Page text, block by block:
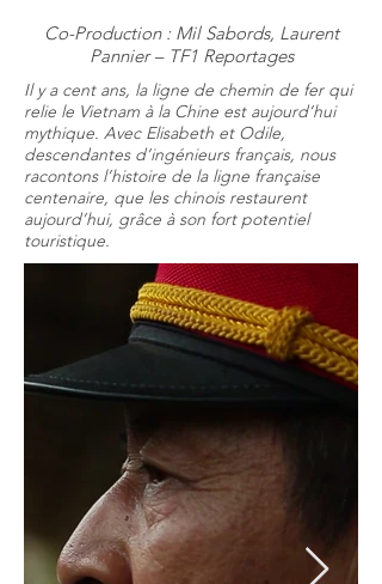
Co-Production : Mil Sabords, Laurent
Pannier – TF1 Reportages
Il y a cent ans, la ligne de chemin de fer qui
relie le Vietnam à la Chine est aujourd’hui
mythique. Avec Elisabeth et Odile,
descendantes d’ingénieurs français, nous
racontons l’histoire de la ligne française
centenaire, que les chinois restaurent
aujourd’hui, grâce à son fort potentiel
touristique.